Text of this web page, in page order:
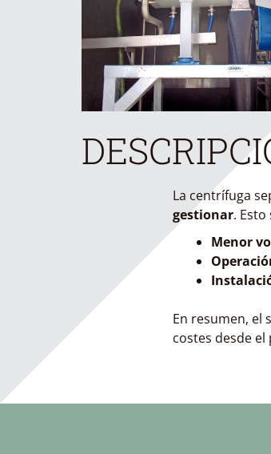
La centrífuga
gestionar.
Menor
En resumen, el
costes desde